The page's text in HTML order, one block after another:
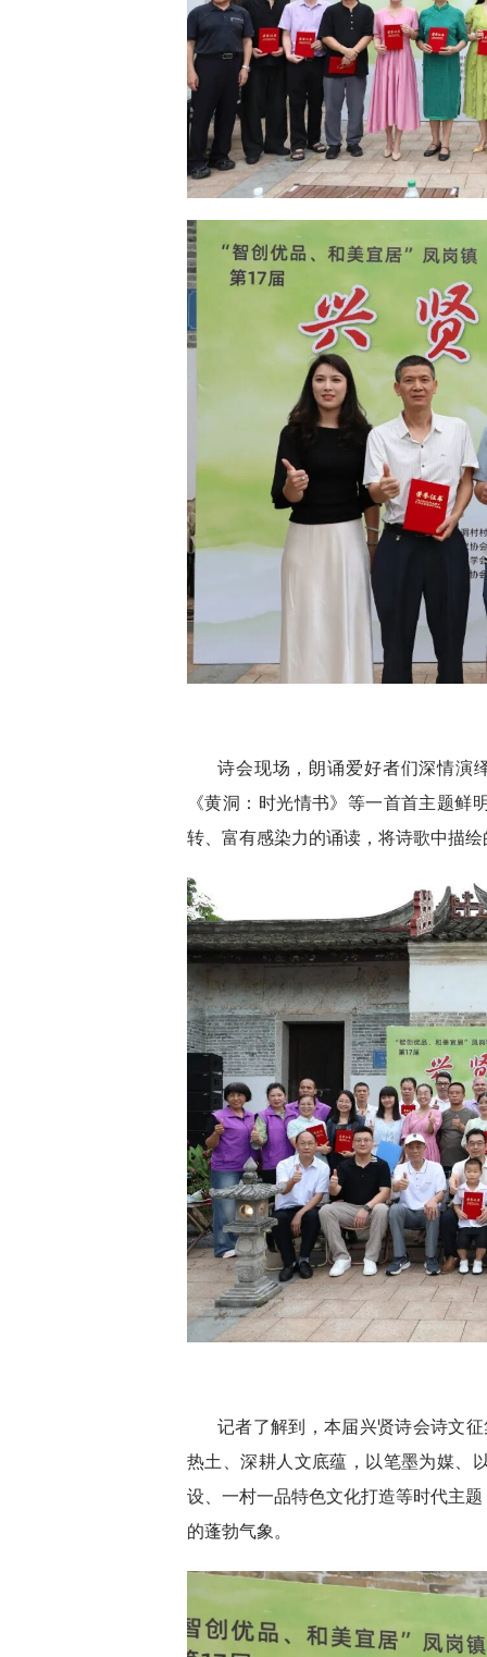
诗会现场，朗诵爱好者们深情演
《黄洞：时光情书》等一首首主题
转、富有感染力的诵读，将诗歌中描
记者了解到，本届兴贤诗会诗文
热土、深耕人文底蕴，以笔墨为媒、
设、一村一品特色文化打造等时代主
的蓬勃气象。